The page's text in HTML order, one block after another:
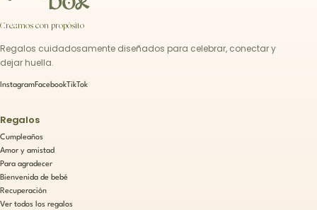
Creamos con propósito
Regalos cuidadosamente diseñados para celebrar, conectar y
dejar huella.
InstagramFacebook TikTok
Regalos
Cumpleaños
Amor y amistad
Para agradecer
Bienvenida de bebé
Recuperación
Ver todos los regalos